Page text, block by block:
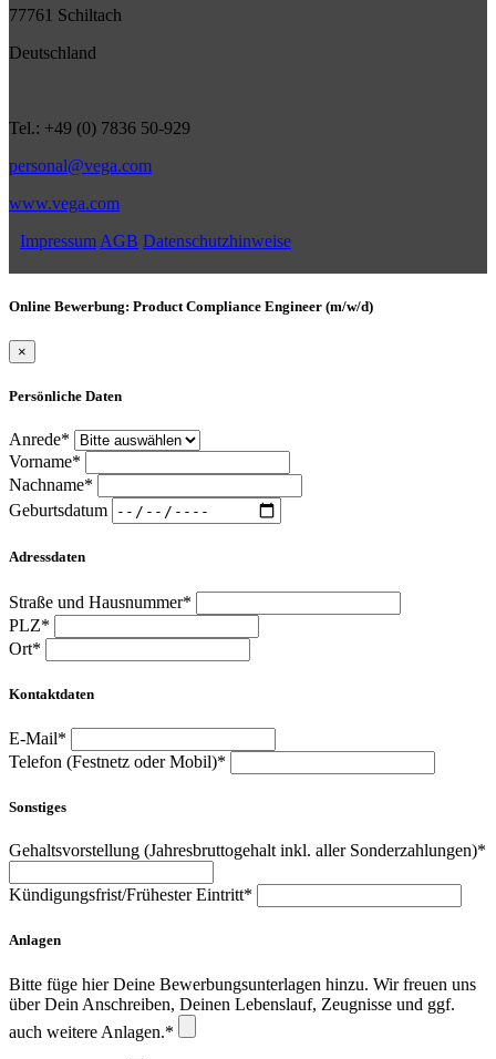
77761 Schiltach
Deutschland
Tel.: +49 (0) 7836 50-929
personal@vega.com
www.vega.com
Impressum AGB Datenschutzhinweise
Online Bewerbung: Product Compliance Engineer (m/w/d)
×
Persönliche Daten
Anrede*
Vorname*
Nachname*
Geburtsdatum
Adressdaten
Straße und Hausnummer*
PLZ*
Ort*
Kontaktdaten
E-Mail*
Telefon (Festnetz oder Mobil)*
Sonstiges
Gehaltsvorstellung (Jahresbruttogehalt inkl. aller Sonderzahlungen)*
Kündigungsfrist/Frühester Eintritt*
Anlagen
Bitte füge hier Deine Bewerbungsunterlagen hinzu. Wir freuen uns
über Dein Anschreiben, Deinen Lebenslauf, Zeugnisse und ggf.
auch weitere Anlagen.*